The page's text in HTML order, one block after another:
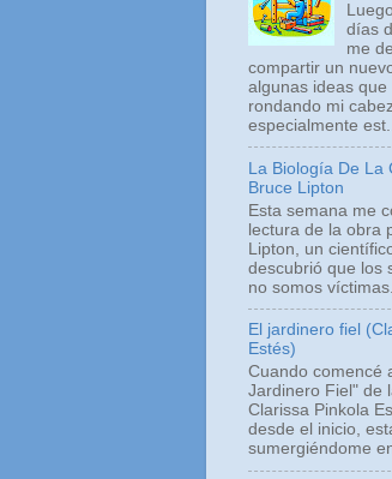
días
me
compartir un
algunas ideas que
rondando mi
especialmente
La Biología De La
Bruce Lipton
Esta semana me
lectura de la obra
Lipton, un
descubrió que los
no somos
El jardinero fiel
Estés)
Cuando comencé
Jardinero Fiel" de
Clarissa Pinkola
desde el inicio,
sumergiéndome